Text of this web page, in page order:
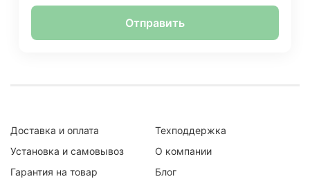
Отправить
Доставка и оплата
Установка и самовывоз
Гарантия на товар
Техподдержка
О компании
Блог